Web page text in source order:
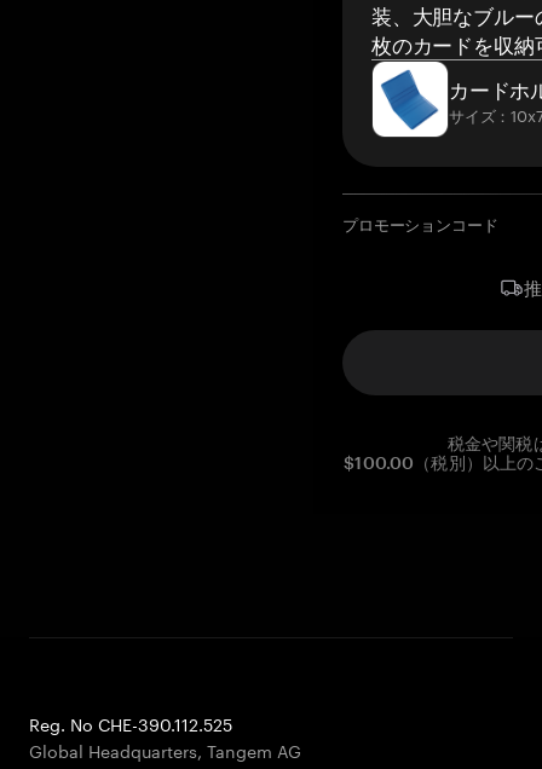
装、大胆なブルー
枚のカードを収納
カードホ
サイズ：
プロモーションコード
税金や関税
$100.00（税別）以上の
Reg. No CHE-390.112.525
Global Headquarters, Tangem AG